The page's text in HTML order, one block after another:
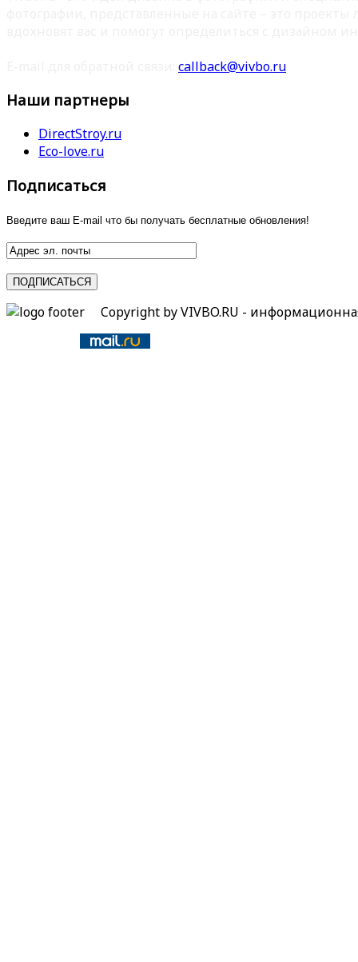
callback@vivbo.ru
Наши партнеры
DirectStroy.ru
Eco-love.ru
Подписаться
Введите ваш E-mail что бы получать бесплатные обновления!
Copyright by VIVBO.RU -